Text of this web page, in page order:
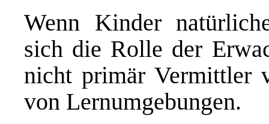
Wenn Kinder
sich die Rolle der
nicht primär Vermittler
von Lernumgebungen.